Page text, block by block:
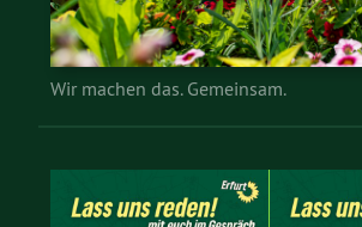
Wir machen das. Gemeinsam.